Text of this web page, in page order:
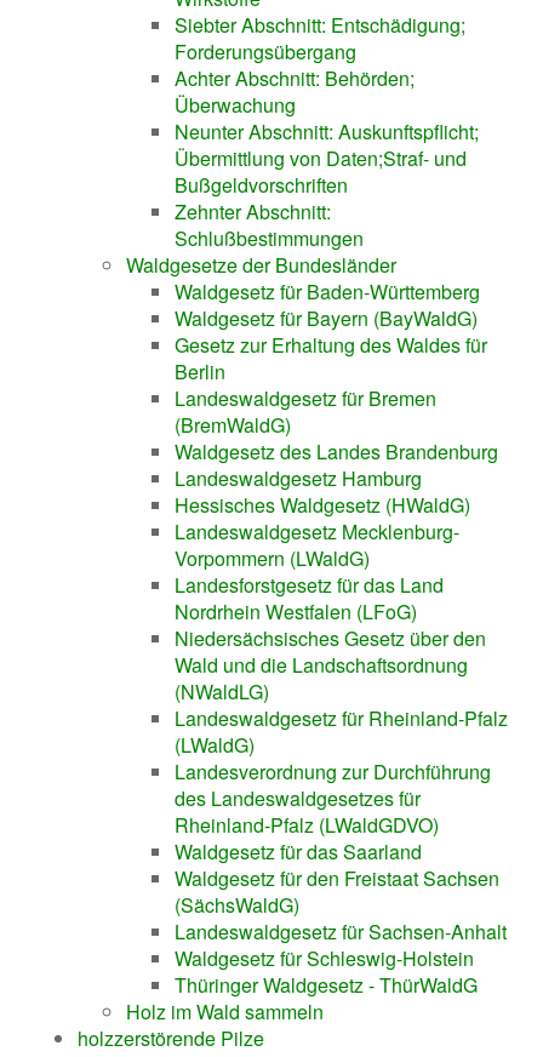
Siebter Abschnitt: Entschädigung;
Forderungsübergang
Achter Abschnitt: Behörden;
Überwachung
Neunter Abschnitt: Auskunftspflicht;
Übermittlung von Daten;Straf- und
Bußgeldvorschriften
Zehnter Abschnitt:
Schlußbestimmungen
Waldgesetze der Bundesländer
Waldgesetz für Baden-Württemberg
Waldgesetz für Bayern (BayWaldG)
Gesetz zur Erhaltung des Waldes für
Berlin
Landeswaldgesetz für Bremen
(BremWaldG)
Waldgesetz des Landes Brandenburg
Landeswaldgesetz Hamburg
Hessisches Waldgesetz (HWaldG)
Landeswaldgesetz Mecklenburg-
Vorpommern (LWaldG)
Landesforstgesetz für das Land
Nordrhein Westfalen (LFoG)
Niedersächsisches Gesetz über den
Wald und die Landschaftsordnung
(NWaldLG)
Landeswaldgesetz für Rheinland-Pfalz
(LWaldG)
Landesverordnung zur Durchführung
des Landeswaldgesetzes für
Rheinland-Pfalz (LWaldGDVO)
Waldgesetz für das Saarland
Waldgesetz für den Freistaat Sachsen
(SächsWaldG)
Landeswaldgesetz für Sachsen-Anhalt
Waldgesetz für Schleswig-Holstein
Thüringer Waldgesetz - ThürWaldG
Holz im Wald sammeln
holzzerstörende Pilze